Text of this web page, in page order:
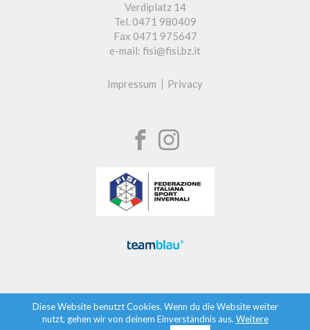
Verdiplatz 14
Tel. 0471 980409
Fax 0471 975647
e-mail: fisi@fisi.bz.it
Impressum Privacy
Diese Website benutzt Cookies. Wenn du die Website weiter
nutzt, gehen wir von deinem Einverständnis aus. Weitere